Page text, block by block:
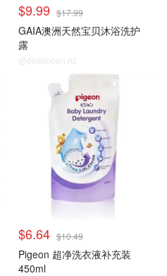
$9.99 $17.99
GAIA澳洲天然宝贝沐浴洗护
露
@dealmoon.nz
$6.64 $10.49
Pigeon 超净洗衣液补充装
450ml